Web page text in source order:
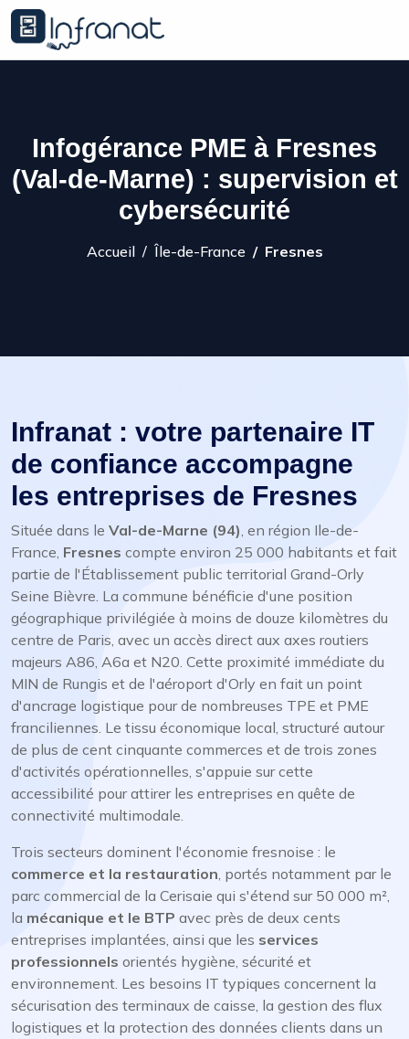
Infogérance PME à Fresnes
(Val-de-Marne) : supervision et
cybersécurité
Accueil Île-de-France Fresnes
Infranat : votre partenaire IT
de confiance accompagne
les entreprises de Fresnes
Située dans le Val-de-Marne (94), en région Ile-de-
France, Fresnes compte environ 25 000 habitants et fait
partie de l'Établissement public territorial Grand-Orly
Seine Bièvre. La commune bénéficie d'une position
géographique privilégiée à moins de douze kilomètres du
centre de Paris, avec un accès direct aux axes routiers
majeurs A86, A6a et N20. Cette proximité immédiate du
MIN de Rungis et de l'aéroport d'Orly en fait un point
d'ancrage logistique pour de nombreuses TPE et PME
franciliennes. Le tissu économique local, structuré autour
de plus de cent cinquante commerces et de trois zones
d'activités opérationnelles, s'appuie sur cette
accessibilité pour attirer les entreprises en quête de
connectivité multimodale.
Trois secteurs dominent l'économie fresnoise : le
commerce et la restauration, portés notamment par le
parc commercial de la Cerisaie qui s'étend sur 50 000 m²,
la mécanique et le BTP avec près de deux cents
entreprises implantées, ainsi que les services
professionnels orientés hygiène, sécurité et
environnement. Les besoins IT typiques concernent la
sécurisation des terminaux de caisse, la gestion des flux
logistiques et la protection des données clients dans un